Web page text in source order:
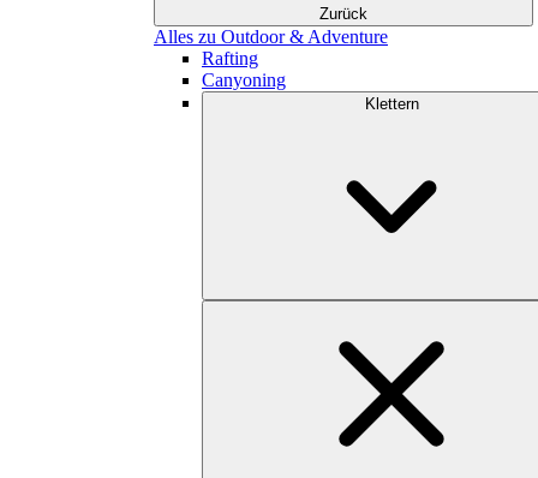
Zurück
Alles zu Outdoor & Adventure
Rafting
Canyoning
Klettern